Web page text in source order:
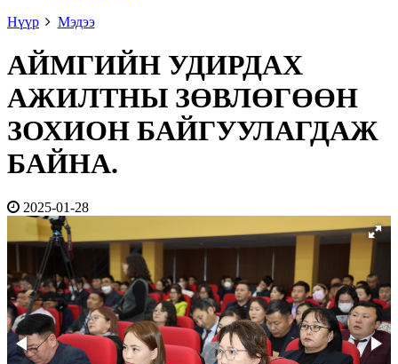
Нүүр
Мэдээ
АЙМГИЙН УДИРДАХ
АЖИЛТНЫ ЗӨВЛӨГӨӨН
ЗОХИОН БАЙГУУЛАГДАЖ
БАЙНА.
2025-01-28